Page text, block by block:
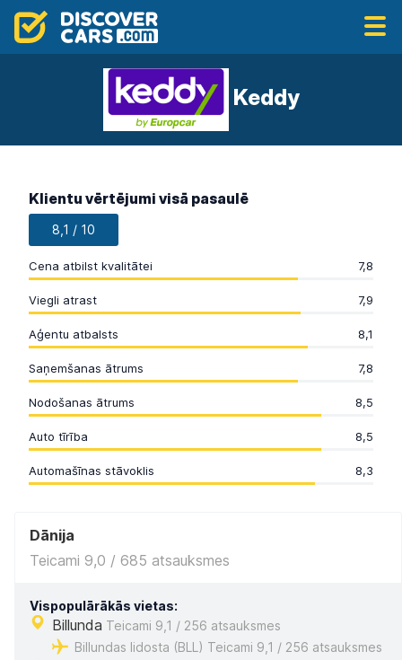
Keddy
Klientu vērtējumi visā pasaulē
8,1 / 10
Cena atbilst kvalitātei 7,8
Viegli atrast 7,9
Aģentu atbalsts 8,1
Saņemšanas ātrums 7,8
Nodošanas ātrums 8,5
Auto tīrība 8,5
Automašīnas stāvoklis 8,3
Dānija
Teicami 9,0 / 685 atsauksmes
Vispopulārākās vietas:
Billunda Teicami 9,1 / 256 atsauksmes
Billundas lidosta (BLL) Teicami 9,1 / 256 atsauksmes